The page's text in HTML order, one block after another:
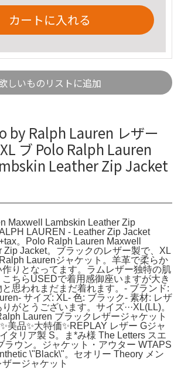
カートに入れる
しいものリストに追加
by Ralph Lauren レザー
ブ Polo Ralph Lauren
Leather Zip Jacket
Maxwell Lambskin Leather Zip
LAUREN - Leather Zip Jacket
。Polo Ralph Lauren Maxwell
Zip Jacket。ブラックのレザー製で、XL
Laurenジャケット。羊革で柔らか
作りとなってます。ラムレザー独特の肌
ちらUSEDで着用感御座いますが大き
思われまだまだ着れます。- ブランド:
サイズ: XL- 色: ブラック- 素材: レザ
がとうございます。サイズ···XL(LL)。
Lauren ブラックレザージャケット
美品✨大特価✨REPLAY レザー Gジャ
タリア製 S。ま*み様 The Letters スエ
ラウン。ジャケット・アウター WTAPS
\"Black\"。セオリー Theory メン
ージャケット